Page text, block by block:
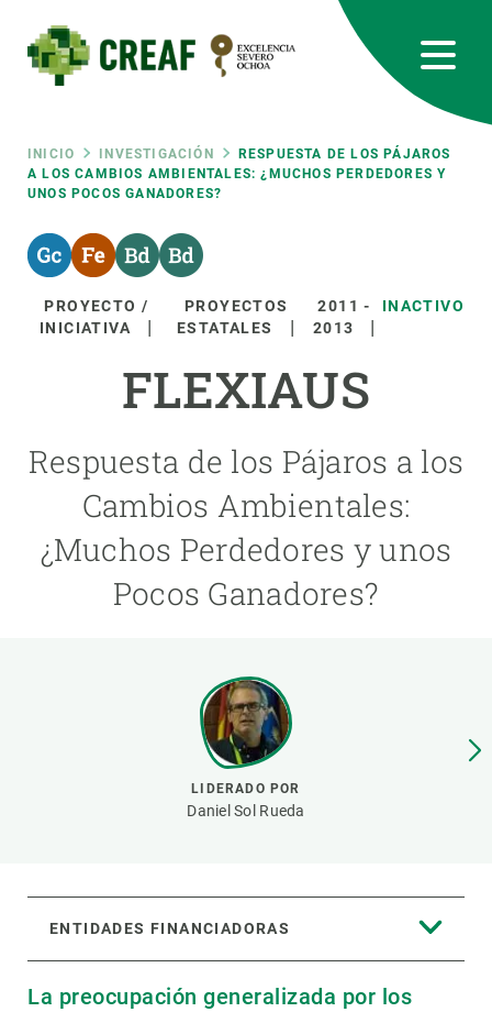
contenido
principal
Ruta
de
navegación
INICIO INVESTIGACIÓN
RESPUESTA DE LOS PÁJAROS
A LOS CAMBIOS AMBIENTALES: ¿MUCHOS PERDEDORES Y
UNOS POCOS GANADORES?
PROYECTO /
INICIATIVA
PROYECTOS
ESTATALES
2011 -
2013
INACTIVO
FLEXIAUS
Respuesta de los Pájaros a los
Cambios Ambientales:
¿Muchos Perdedores y unos
Pocos Ganadores?
LIDERADO POR
Daniel Sol Rueda
ENTIDADES FINANCIADORAS
La preocupación generalizada por los
RRSS
Featured
responsive
Responsive
menu
SOBRE NOSOTROS
ÚNETE A NOSOTROS
PARTICIPA
NOTICIAS Y AGENDA